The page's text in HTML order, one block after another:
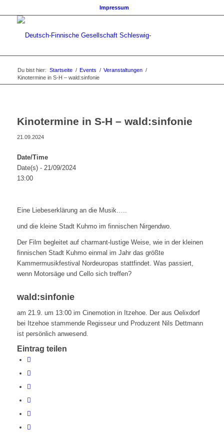
Impressum
Du bist hier: Startseite / Events / Veranstaltungen /
Kinotermine in S-H – wald:sinfonie
Kinotermine in S-H – wald:sinfonie
21.09.2024
Date/Time
Date(s) - 21/09/2024
13:00
Eine Liebeserklärung an die Musik…..
und die kleine Stadt Kuhmo im finnischen Nirgendwo.
Der Film begleitet auf charmant-lustige Weise, wie in der kleinen
finnischen Stadt Kuhmo einmal im Jahr das größte
Kammermusikfestival Nordeuropas stattfindet. Was passiert,
wenn Motorsäge und Cello sich treffen?
wald:sinfonie
am 21.9. um 13:00 im Cinemotion in Itzehoe. Der aus Oelixdorf
bei Itzehoe stammende Regisseur und Produzent Nils Dettmann
ist persönlich anwesend.
Eintrag teilen